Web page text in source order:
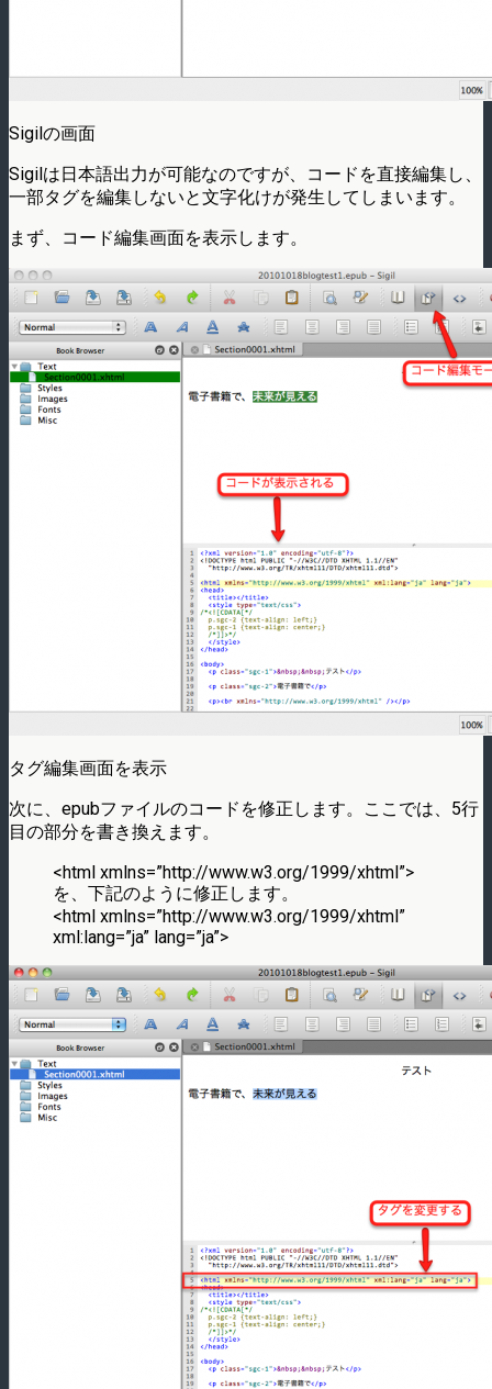
Sigilの画面
Sigilは日本語出力が可能なのですが、コードを直接編集し、
一部タグを編集しないと文字化けが発生してしまいます。
まず、コード編集画面を表示します。
タグ編集画面を表示
次に、epubファイルのコードを修正します。ここでは、5行
目の部分を書き換えます。
<html xmlns=”http://www.w3.org/1999/xhtml”>
を、下記のように修正します。
<html xmlns=”http://www.w3.org/1999/xhtml”
xml:lang=”ja” lang=”ja”>